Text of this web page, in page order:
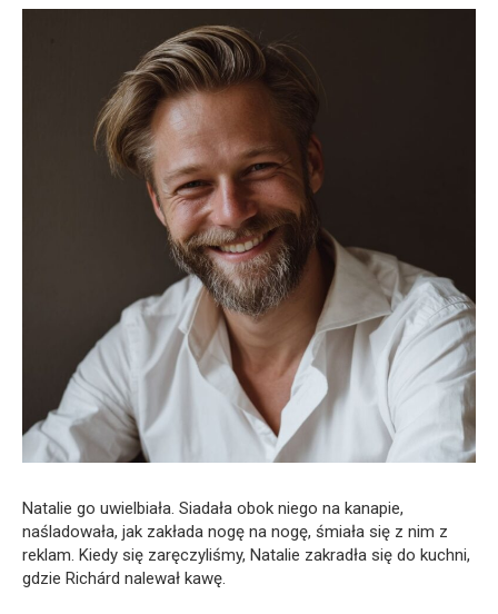
Natalie go uwielbiała. Siadała obok niego na kanapie,
naśladowała, jak zakłada nogę na nogę, śmiała się z nim z
reklam. Kiedy się zaręczyliśmy, Natalie zakradła się do kuchni,
gdzie Richárd nalewał kawę.